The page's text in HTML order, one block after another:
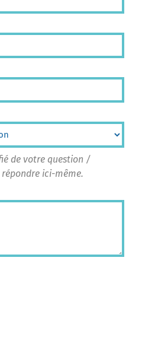
de votre question /
ici-même.